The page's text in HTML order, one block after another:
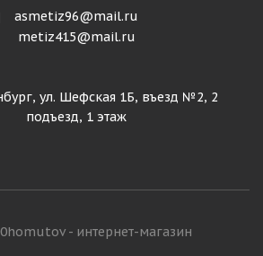
asmetiz96@mail.ru
metiz415@mail.ru
ул. Шефская 1Б, въезд №2, 2
подъезд, 1 этаж
- интернет-магазин